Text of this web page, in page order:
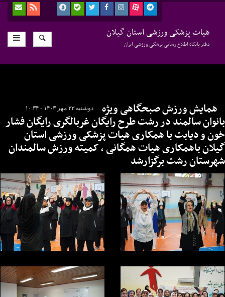
هیات پزشکی ورزشی استان گیلان
دفتر پایگاه اطلاع رسانی پزشکی ورزشی ایران
دوشنبه ۲۳ مهر ۱۴۰۳ - ۱۰:۳۴ همایش ورزش صبحگاهی ویژه
بانوان سالمند در رشت طرح رایگان غربالگری رایگان فشار
خون و دیابت با همکاری هیات پزشکی ورزشی استان
گیلان باهمکاری هیات همگانی ، کمیته ورزش سالمندان
شهرستان رشت برگزارشد